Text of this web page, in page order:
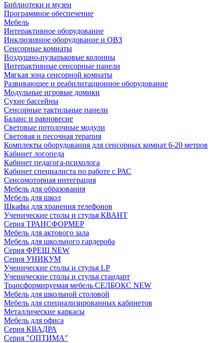
Библиотеки и музеи
Программное обеспечение
Мебель
Интерактивное оборудование
Инклюзивное оборудование и ОВЗ
Cенсорные комнаты
Воздушно-пузырьковые колонны
Интерактивные сенсорные панели
Мягкая зона сенсорной комнаты
Развивающее и реабилитационное оборудование
Модульные игровые домики
Сухие бассейны
Сенсорные тактильные панели
Баланс и равновесие
Световые потолочные модули
Световая и песочная терапия
Комплекты оборудования для сенсорных комнат 6-20 метров
Кабинет логопеда
Кабинет педагога-психолога
Кабинет специалиста по работе с РАС
Сенсомоторная интеграция
Мебель для образования
Мебель для школ
Шкафы для хранения телефонов
Ученические столы и стулья КВАНТ
Серия ТРАНСФОРМЕР
Мебель для актового зала
Мебель для школьного гардероба
Серия ФРЕШ NEW
Серия УНИКУМ
Ученические столы и стулья LP
Ученические столы и стулья стандарт
Трансформируемая мебель СЕЛБОКС NEW
Мебель для школьной столовой
Мебель для специализированных кабинетов
Металлические каркасы
Мебель для офиса
Серия КВАДРА
Серия "ОПТИМА"